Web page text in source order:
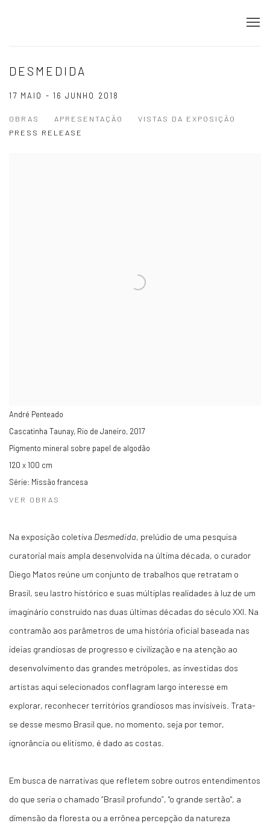
DESMEDIDA
17 MAIO - 16 JUNHO 2018
OBRAS APRESENTAÇÃO
VISTAS DA EXPOSIÇÃO
PRESS RELEASE
André Penteado
Cascatinha Taunay, Rio de Janeiro, 2017
Pigmento mineral sobre papel de algodão
120 x 100 cm
Série: Missão francesa
VER OBRAS
Na exposição coletiva Desmedida, prelúdio de uma pesquisa
curatorial mais ampla desenvolvida na última década, o curador
Diego Matos reúne um conjunto de trabalhos que retratam o
Brasil, seu lastro histórico e suas múltiplas realidades à luz de um
imaginário construído nas duas últimas décadas do século XXI. Na
contramão aos parâmetros de uma história oficial baseada nas
ideias grandiosas de progresso e civilização e na atenção ao
desenvolvimento das grandes metrópoles, as investidas dos
artistas aqui selecionados conflagram largo interesse em
explorar, reconhecer territórios grandiosos mas invisíveis. Trata-
se desse mesmo Brasil que, no momento, seja por temor,
ignorância ou elitismo, é dado as costas.
Em busca de narrativas que refletem sobre outros entendimentos
do que seria o chamado “Brasil profundo”, "o grande sertão", a
dimensão da floresta ou a errônea percepção da natureza